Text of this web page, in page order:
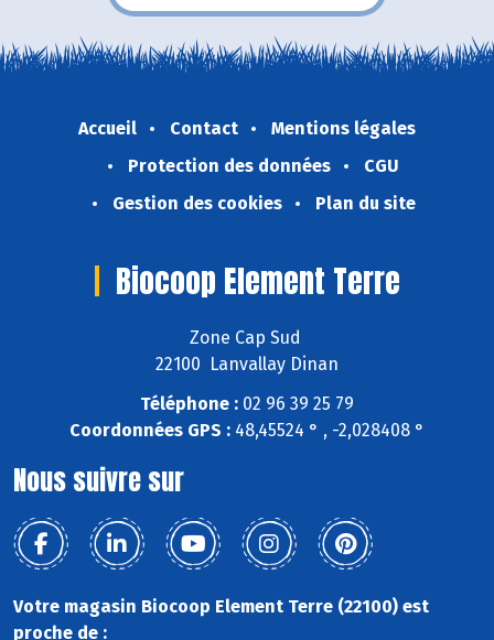
Accueil Contact
Mentions légales
Protection des données
CGU
Gestion des cookies
Plan du site
Biocoop Element Terre
Zone Cap Sud
22100 Lanvallay Dinan
Téléphone : 02 96 39 25 79
Coordonnées GPS : 48,45524 ° , -2,028408 °
Nous suivre sur
Votre magasin Biocoop Element Terre (22100) est
proche de :